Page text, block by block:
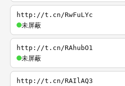
http://t.cn/RwFuLYc
未屏蔽
http://t.cn/RAhubO1
未屏蔽
http://t.cn/RAIlAQ3